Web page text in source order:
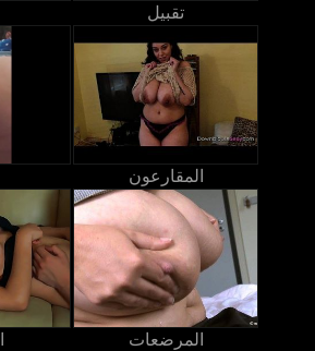
تقبيل
المقارعون
المرضعات